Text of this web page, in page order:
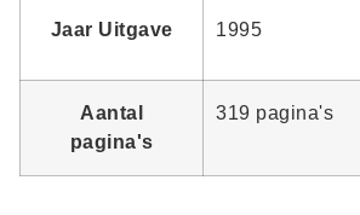
Jaar Uitgave 1995
Aantal
pagina's
319 pagina's